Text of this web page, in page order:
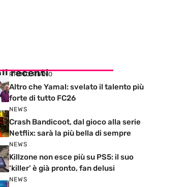
recenti
PRIMO PIANO
Altro che Yamal: svelato il talento più
forte di tutto FC26
NEWS
Crash Bandicoot, dal gioco alla serie
Netflix: sarà la più bella di sempre
NEWS
Killzone non esce più su PS5: il suo
‘killer’ è già pronto, fan delusi
NEWS